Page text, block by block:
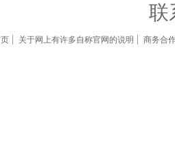
联
关于网上有许多自称官网的说明 商务合